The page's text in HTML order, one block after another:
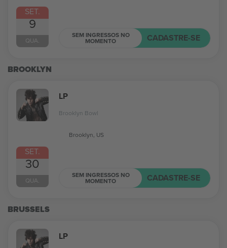
SET.
9
QUA.
SEM INGRESSOS NO
MOMENTO CADASTRE-SE
BROOKLYN
SET.
30
QUA.
LP
Brooklyn Bowl
Brooklyn, US
SEM INGRESSOS NO
MOMENTO CADASTRE-SE
BRUSSELS
LP